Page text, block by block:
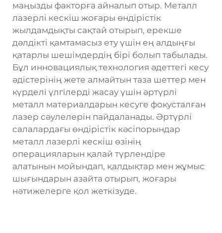
маңызды факторға айналып отыр. Металл
лазерлі кескіш жоғары өндірістік
жылдамдықты сақтай отырып, ерекше
дәлдікті қамтамасыз ету үшін ең алдыңғы
қатарлы шешімдердің бірі болып табылады.
Бұл инновациялық технология әдеттегі кесу
әдістерінің жете алмайтын таза шеттер мен
күрделі үлгілерді жасау үшін әртүрлі
металл материалдарын кесуге фокусталған
лазер сәулелерін пайдаланады. Әртүрлі
салалардағы өндірістік кәсіпорындар
металл лазерлі кескіш өзінің
операцияларын қалай түрлендіре
алатынын мойындап, қалдықтар мен жұмыс
шығындарын азайта отырып, жоғары
нәтижелерге қол жеткізуде.